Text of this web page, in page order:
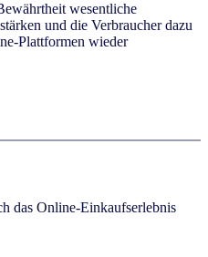
wesentliche
und die Verbraucher dazu
Plattformen wieder